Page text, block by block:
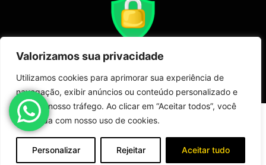
Valorizamos sua privacidade
Utilizamos cookies para aprimorar sua experiência de
navegação, exibir anúncios ou conteúdo personalizado e
analisar nosso tráfego. Ao clicar em “Aceitar todos”, você
concorda com nosso uso de cookies.
Personalizar Rejeitar Aceitar tudo
Copyright 2025 – Live Show Merchandising | Todos Direitos
Reservados!
Loja Minha conta Fale Conosco